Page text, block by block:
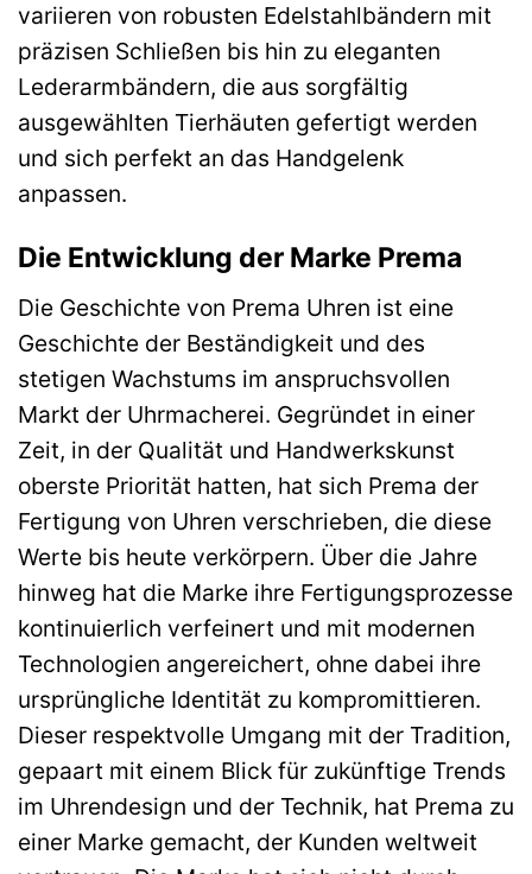
variieren von robusten Edelstahlbändern mit
präzisen Schließen bis hin zu eleganten
Lederarmbändern, die aus sorgfältig
ausgewählten Tierhäuten gefertigt werden
und sich perfekt an das Handgelenk
anpassen.
Die Entwicklung der Marke Prema
Die Geschichte von Prema Uhren ist eine
Geschichte der Beständigkeit und des
stetigen Wachstums im anspruchsvollen
Markt der Uhrmacherei. Gegründet in einer
Zeit, in der Qualität und Handwerkskunst
oberste Priorität hatten, hat sich Prema der
Fertigung von Uhren verschrieben, die diese
Werte bis heute verkörpern. Über die Jahre
hinweg hat die Marke ihre Fertigungsprozesse
kontinuierlich verfeinert und mit modernen
Technologien angereichert, ohne dabei ihre
ursprüngliche Identität zu kompromittieren.
Dieser respektvolle Umgang mit der Tradition,
gepaart mit einem Blick für zukünftige Trends
im Uhrendesign und der Technik, hat Prema zu
einer Marke gemacht, der Kunden weltweit